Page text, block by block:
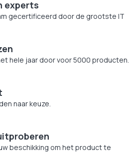
experts
gecertificeerd door de grootste IT
hele jaar door voor 5000 producten.
naar keuze.
beschikking om het product te